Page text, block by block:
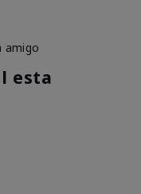
amigo
esta